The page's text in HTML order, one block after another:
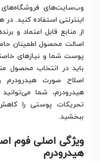
وب‌سایت‌های فروشگاه‌های
اینترنتی استفاده کنید.
از منابع قابل اعتماد و
اصالت محصول اطمینان
پوست شما و نیازهای
باید در انتخاب محصول
اصلاح صورت هیدرودرم
هیدرودرم، شما
تحریکات پوستی را
ببخشید.
ویژگی اصلی فوم
هیدرودرم